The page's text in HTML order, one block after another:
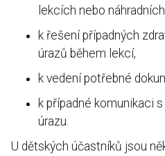
lekcích nebo
k řešení případných
úrazů během lekcí,
k vedení potřebné
k případné komunikaci
úrazu.
U dětských účastníků jsou